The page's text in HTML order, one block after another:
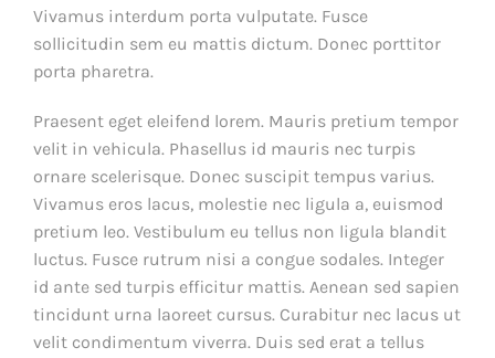
Vivamus interdum porta vulputate. Fusce
sollicitudin sem eu mattis dictum. Donec porttitor
porta pharetra.
Praesent eget eleifend lorem. Mauris pretium tempor
velit in vehicula. Phasellus id mauris nec turpis
ornare scelerisque. Donec suscipit tempus varius.
Vivamus eros lacus, molestie nec ligula a, euismod
pretium leo. Vestibulum eu tellus non ligula blandit
luctus. Fusce rutrum nisi a congue sodales. Integer
id ante sed turpis efficitur mattis. Aenean sed sapien
tincidunt urna laoreet cursus. Curabitur nec lacus ut
velit condimentum viverra. Duis sed erat a tellus